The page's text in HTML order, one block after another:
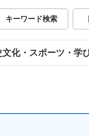
ージ
キーワード検索
化・スポーツ・学